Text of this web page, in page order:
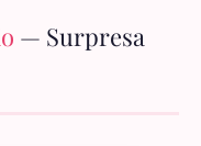
— Surpresa